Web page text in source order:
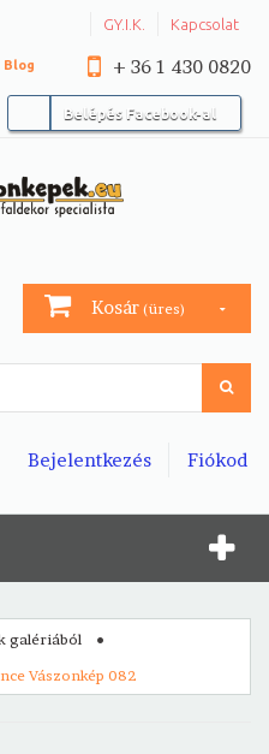
GY.I.K. Kapcsolat
+ 36 1 430 0820
Blog
Belépés Facebook-al
Kosár (üres)
Fiókod
Bejelentkezés
galériából
Vászonkép 082